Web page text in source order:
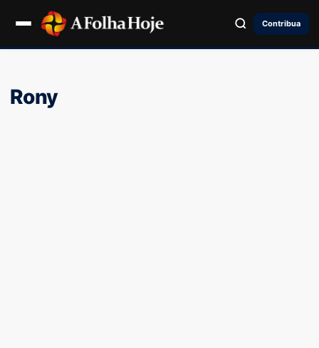
Contribua
Rony